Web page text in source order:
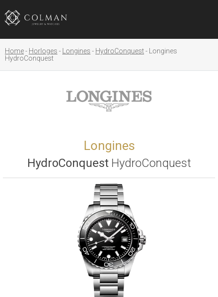
Home Horloges Longines HydroConquest
Longines
HydroConquest
Longines
HydroConquest HydroConquest